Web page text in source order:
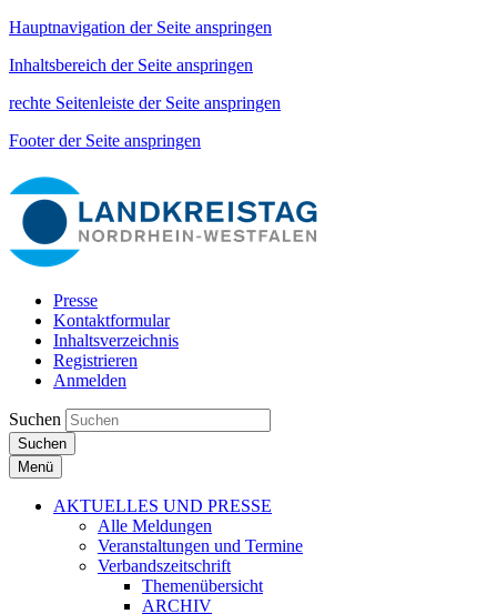
Hauptnavigation der Seite anspringen
Inhaltsbereich der Seite anspringen
rechte Seitenleiste der Seite anspringen
Footer der Seite anspringen
Presse
Kontaktformular
Inhaltsverzeichnis
Registrieren
Anmelden
Suchen
Suchen
Menü
AKTUELLES UND PRESSE
Alle Meldungen
Veranstaltungen und Termine
Verbandszeitschrift
Themenübersicht
ARCHIV